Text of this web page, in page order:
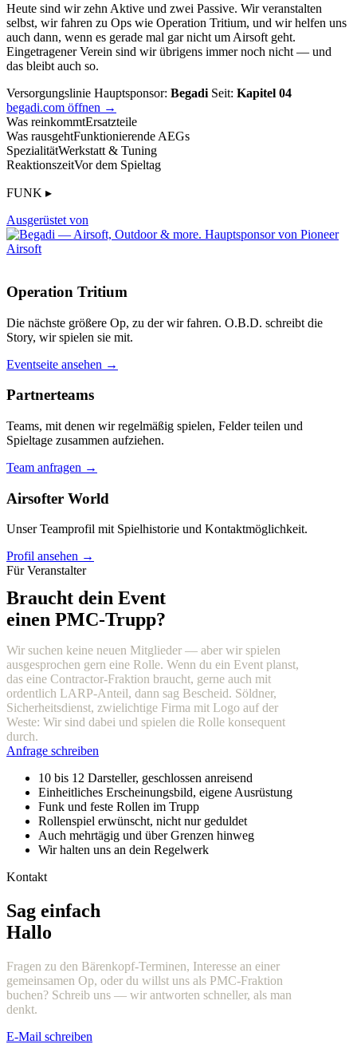
Heute sind wir zehn Aktive und zwei Passive. Wir veranstalten
selbst, wir fahren zu Ops wie Operation Tritium, und wir helfen uns
auch dann, wenn es gerade mal gar nicht um Airsoft geht.
Eingetragener Verein sind wir übrigens immer noch nicht — und
das bleibt auch so.
Versorgungslinie Hauptsponsor: Begadi Seit: Kapitel 04
begadi.com öffnen →
Was reinkommtErsatzteile
Was rausgehtFunktionierende AEGs
SpezialitätWerkstatt & Tuning
ReaktionszeitVor dem Spieltag
FUNK ▸
Ausgerüstet von
Operation Tritium
Die nächste größere Op, zu der wir fahren. O.B.D. schreibt die
Story, wir spielen sie mit.
Eventseite ansehen →
Partnerteams
Teams, mit denen wir regelmäßig spielen, Felder teilen und
Spieltage zusammen aufziehen.
Team anfragen →
Airsofter World
Unser Teamprofil mit Spielhistorie und Kontaktmöglichkeit.
Profil ansehen →
Für Veranstalter
Braucht dein Event
einen PMC-Trupp?
Wir suchen keine neuen Mitglieder — aber wir spielen
ausgesprochen gern eine Rolle. Wenn du ein Event planst,
das eine Contractor-Fraktion braucht, gerne auch mit
ordentlich LARP-Anteil, dann sag Bescheid. Söldner,
Sicherheitsdienst, zwielichtige Firma mit Logo auf der
Weste: Wir sind dabei und spielen die Rolle konsequent
durch.
Anfrage schreiben
10 bis 12 Darsteller, geschlossen anreisend
Einheitliches Erscheinungsbild, eigene Ausrüstung
Funk und feste Rollen im Trupp
Rollenspiel erwünscht, nicht nur geduldet
Auch mehrtägig und über Grenzen hinweg
Wir halten uns an dein Regelwerk
Kontakt
Sag einfach
Hallo
Fragen zu den Bärenkopf-Terminen, Interesse an einer
gemeinsamen Op, oder du willst uns als PMC-Fraktion
buchen? Schreib uns — wir antworten schneller, als man
denkt.
E-Mail schreiben